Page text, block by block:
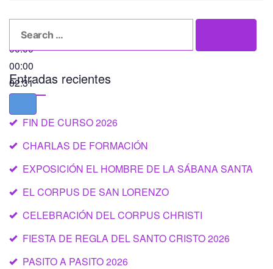
00:00
00:00
02:31
Entradas recientes
FIN DE CURSO 2026
CHARLAS DE FORMACIÓN
EXPOSICIÓN EL HOMBRE DE LA SÁBANA SANTA
EL CORPUS DE SAN LORENZO
CELEBRACIÓN DEL CORPUS CHRISTI
FIESTA DE REGLA DEL SANTO CRISTO 2026
PASITO A PASITO 2026